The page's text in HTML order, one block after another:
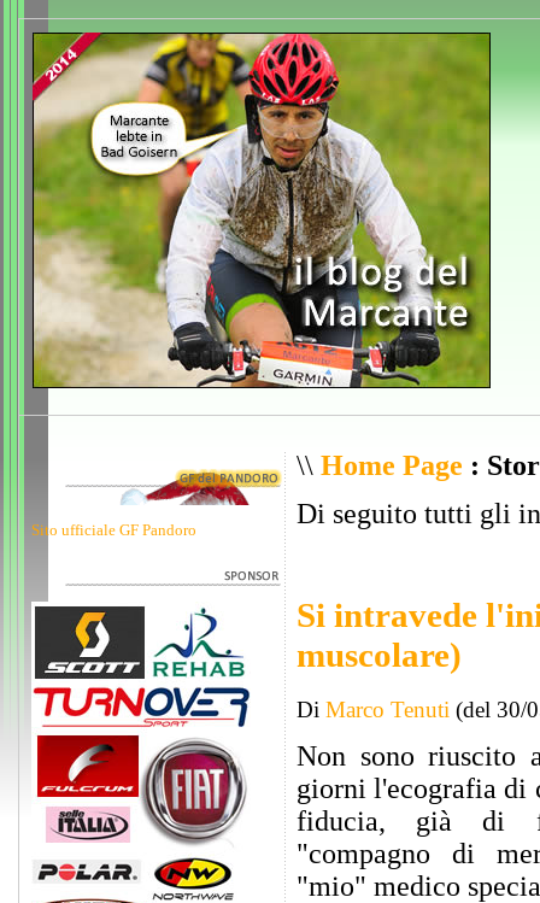
Sito ufficiale GF Pandoro
\\ Home Page :
Di seguito tutti gli
Si intravede
muscolare)
Di Marco Tenuti (del 30/
Non sono
giorni l'ecografia di
fiducia, già di
"compagno di
"mio" medico